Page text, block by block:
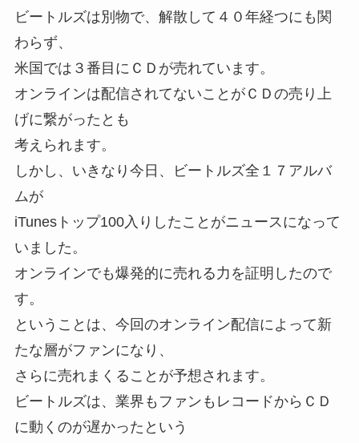
ビートルズは別物で、解散して４０年経つにも関
わらず、
米国では３番目にＣＤが売れています。
オンラインは配信されてないことがＣＤの売り上
げに繋がったとも
考えられます。
しかし、いきなり今日、ビートルズ全１７アルバ
ムが
iTunesトップ100入りしたことがニュースになって
いました。
オンラインでも爆発的に売れる力を証明したので
す。
ということは、今回のオンライン配信によって新
たな層がファンになり、
さらに売れまくることが予想されます。
ビートルズは、業界もファンもレコードからＣＤ
に動くのが遅かったという